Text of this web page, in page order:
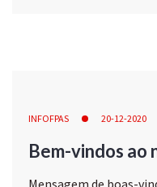
INFOFPAS 20-12-2020
Bem-vindos ao